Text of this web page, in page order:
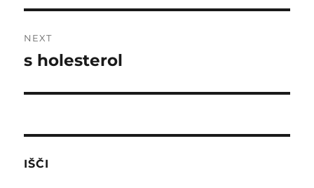
NEXT
Next
s holesterol
IŠČI